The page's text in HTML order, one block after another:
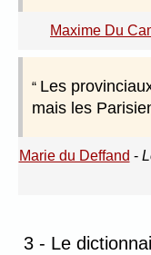
Maxime Du
Les
mais les
Marie du Deffand -
3 - Le